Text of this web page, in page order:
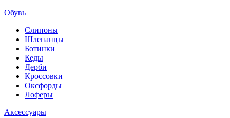
Обувь
Слипоны
Шлепанцы
Ботинки
Кеды
Дерби
Кроссовки
Оксфорды
Лоферы
Аксессуары